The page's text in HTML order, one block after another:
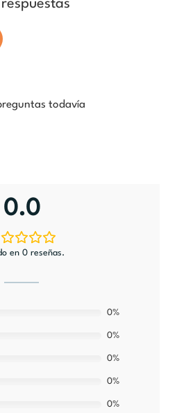
todavía
0.0
en 0 reseñas.
0%
0%
0%
0%
0%